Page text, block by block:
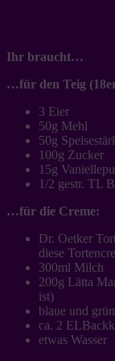
Ihr braucht…
…für den Teig
3 Eier
50g Mehl
50g
100g Zucker
15g
1/2 gestr. TL
…für die Creme:
Dr. Oetker
diese
300ml Milch
200g Lätta
ist)
blaue und
ca. 2
etwas Wasser